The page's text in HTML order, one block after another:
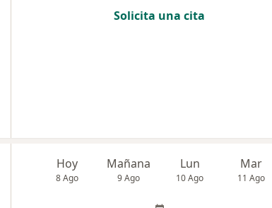
Solicita una cita
Hoy
8 Ago
Mañana
9 Ago
Lun
10 Ago
Mar
11 Ago